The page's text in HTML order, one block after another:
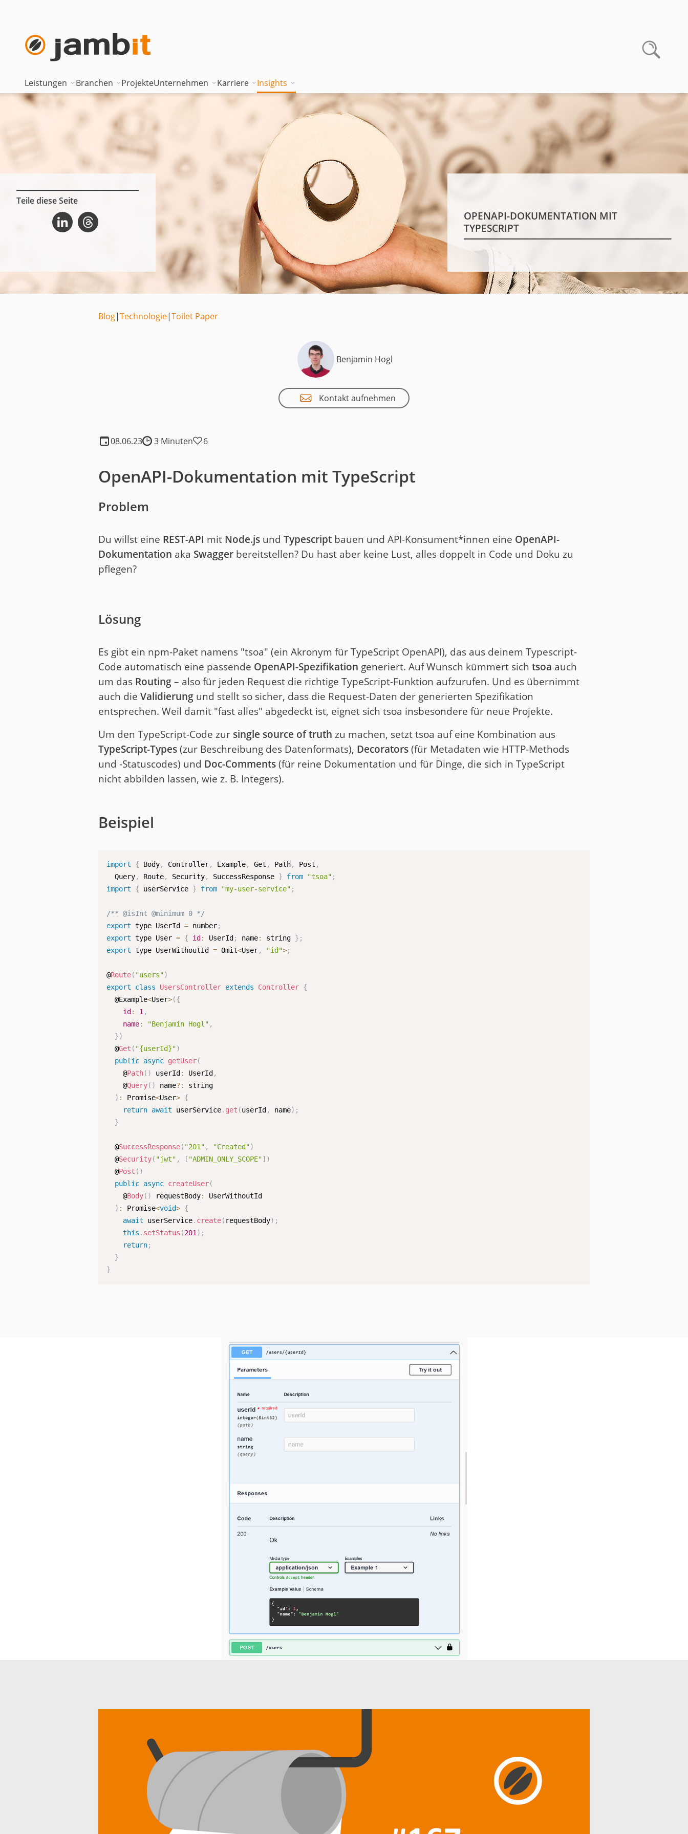
Leistungen
AI Transformation Consulting
Digital Platforms & Cloud
AI Assisted Development
Security & Compliance
Technisches Portfolio
Branchen
Automotive
Banken & Versicherungen
Energie
Gesundheitswesen
Logistik
ProjekteUnternehmen
Where innovation works
Standorte
Nearshoring Armenien
Unternehmensgrundsätze
Code of Conduct
Unternehmenshistorie
Karriere
Unsere Wissenskultur
jambitee sein
jambitee werden
Jobs bei jambit
Insights
Blog
Whitepaper Hub
Events
OPENAPI-DOKUMENTATION MIT
TYPESCRIPT
Teile diese Seite
OpenAPI-Dokumentation mit TypeScript auf Linkedin
Benjamin Hogl
Kontakt aufnehmen
08.06.23Lesedauer:
3 Minuten 6
Blog|Technologie|Toilet Paper
OpenAPI-Dokumentation mit TypeScript
Problem
Du willst eine REST-API mit Node.js und Typescript bauen und API-Konsument*innen eine OpenAPI-
Dokumentation aka Swagger bereitstellen? Du hast aber keine Lust, alles doppelt in Code und Doku zu
pflegen?
Lösung
Es gibt ein npm-Paket namens "tsoa" (ein Akronym für TypeScript OpenAPI), das aus deinem Typescript-
Code automatisch eine passende OpenAPI-Spezifikation generiert. Auf Wunsch kümmert sich tsoa auch
um das Routing– also für jeden Request die richtige TypeScript-Funktion aufzurufen. Und es übernimmt
auch die Validierung und stellt so sicher, dass die Request-Daten der generierten Spezifikation
entsprechen. Weil damit "fast alles" abgedeckt ist, eignet sich tsoa insbesondere für neue Projekte.
Um den TypeScript-Code zur single source of truth zu machen, setzt tsoa auf eine Kombination aus
TypeScript-Types(zur Beschreibung des Datenformats), Decorators(für Metadaten wie HTTP-Methods
und -Statuscodes) und Doc-Comments(für reine Dokumentation und für Dinge, die sich in TypeScript
nicht abbilden lassen, wie z. B. Integers).
Beispiel
import { Body, Controller, Example, Get , Path, Post ,
  Query
, Route, Security, SuccessResponse } from "tsoa" ;
import
{ userService } from "my-user-service" ;
/** @isInt @minimum 0 */
export type UserId = number;
export type User = { id : UserId ; name: string } ;
export type UserWithoutId = Omit<User, "id">;
@Route( "users")
export
class UsersController extends Controller {
  @Example
<User>({
id : 1,
name: "Benjamin Hogl" ,
})
  @
Get ( "{userId}")
public async getUser(
    @
Path( ) userId : UserId ,
    @
Query( ) name? :
string
) : Promise<User> {
return await userService. get (userId , name) ;
}
  @
SuccessResponse( "201" , "Created")
  @
Security( "jwt" , [ "ADMIN_ONLY_SCOPE"] )
  @
Post ( )
public async createUser(
    @
Body( ) requestBody:
UserWithoutId
) : Promise<void> {
await userService. create( requestBody) ;
this . setStatus (201) ;
return;
}
}